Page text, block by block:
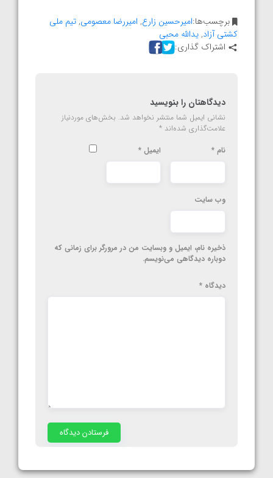
برچسب‌ها:امیرحسین زارع, امیررضا معصومی,تیم ملی
کشتی آزاد,یدالله محبی
اشتراک گذاری:
دیدگاهتان را بنویسید
نشانی ایمیل شما منتشر نخواهد شد. بخش‌های موردنیاز
علامت‌گذاری شده‌اند *
نام * ایمیل *
وب‌ سایت
ذخیره نام، ایمیل و وبسایت من در مرورگر برای زمانی که
دوباره دیدگاهی می‌نویسم.
دیدگاه *